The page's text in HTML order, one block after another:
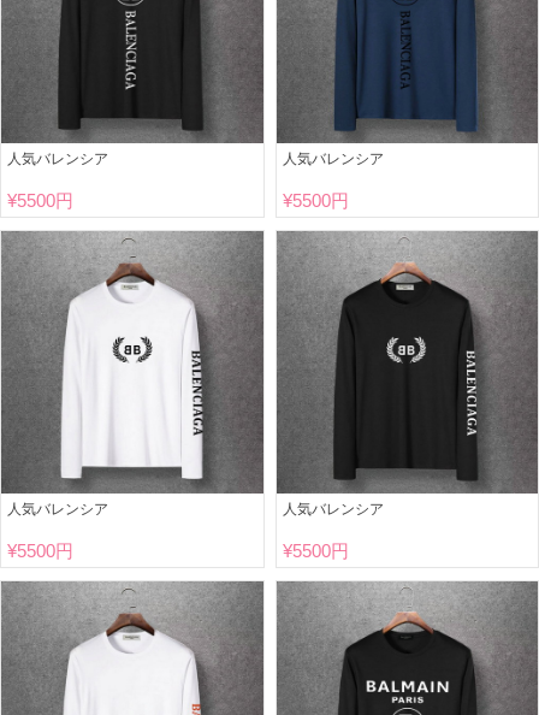
人気バレンシア
¥5500円
人気バレンシア
¥5500円
人気バレンシア
¥5500円
人気バレンシア
¥5500円